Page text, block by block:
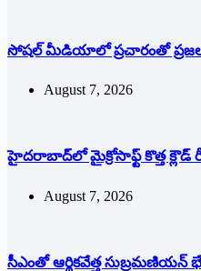
సోషల్‌ ‌మీడియాలో ప్రచారంతో
August 7, 2026
హైదరాబాద్‌లో మైక్రోసాఫ్ట్ ‌కొత్త
August 7, 2026
సీఎంతో ఆర్థికవేత్త సుబ్రమణియన్